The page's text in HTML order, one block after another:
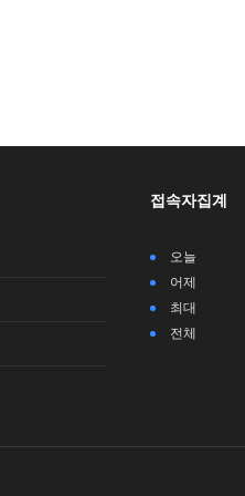
접속자집계
오늘
어제
최대
전체